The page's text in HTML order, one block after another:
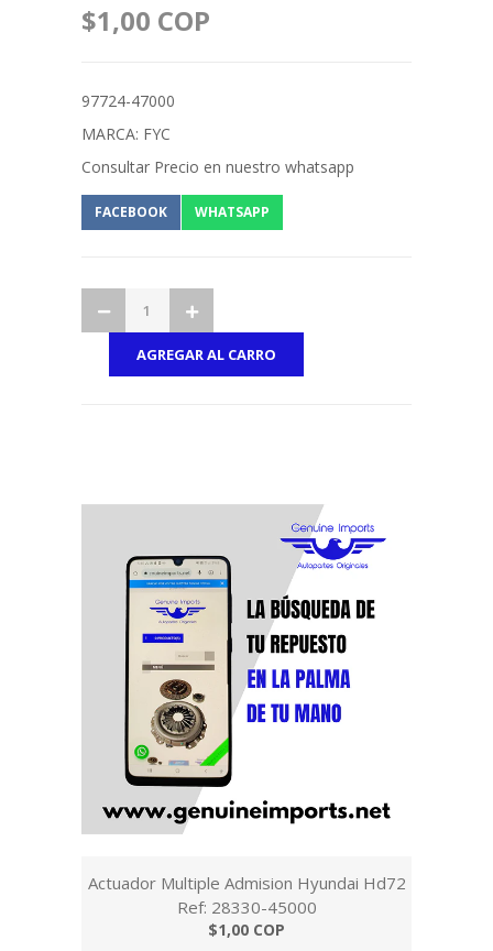
$1,00 COP
97724-47000
MARCA: FYC
Consultar Precio en nuestro whatsapp
FACEBOOK WHATSAPP
Actuador Multiple Admision Hyundai Hd72
Ref: 28330-45000
$1,00 COP